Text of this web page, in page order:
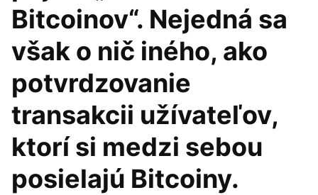
Bitcoinov“. Nejedná sa
však o nič iného, ako
potvrdzovanie
transakcii užívateľov,
ktorí si medzi sebou
posielajú Bitcoiny.